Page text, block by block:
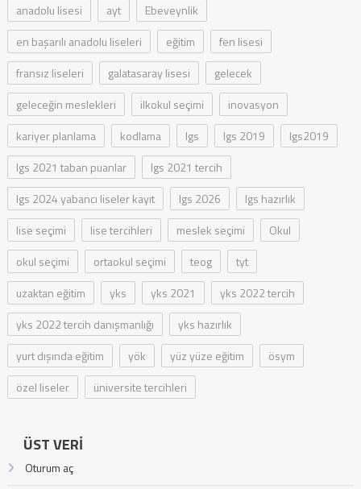
anadolu lisesi
ayt
Ebeveynlik
en başarılı anadolu liseleri
eğitim
fen lisesi
fransız liseleri
galatasaray lisesi
gelecek
geleceğin meslekleri
ilkokul seçimi
inovasyon
kariyer planlama
kodlama lgs lgs 2019
lgs2019
lgs 2021 taban puanlar
lgs 2021 tercih
lgs 2024 yabancı liseler kayıt
lgs 2026
lgs hazırlık
lise seçimi
lise tercihleri meslek seçimi
Okul
okul seçimi
ortaokul seçimi teog
tyt
uzaktan eğitim
yks yks 2021
yks 2022 tercih
yks 2022 tercih danışmanlığı
yks hazırlık
yurt dışında eğitim
yök yüz yüze eğitim
ösym
özel liseler
üniversite tercihleri
ÜST VERI
Oturum aç